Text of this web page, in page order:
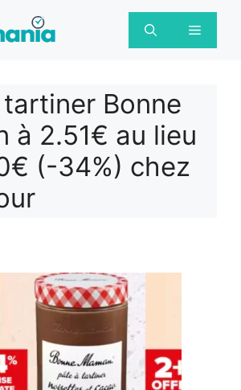
Menu
Bonne
à 2.51€ au lieu
(-34%) chez